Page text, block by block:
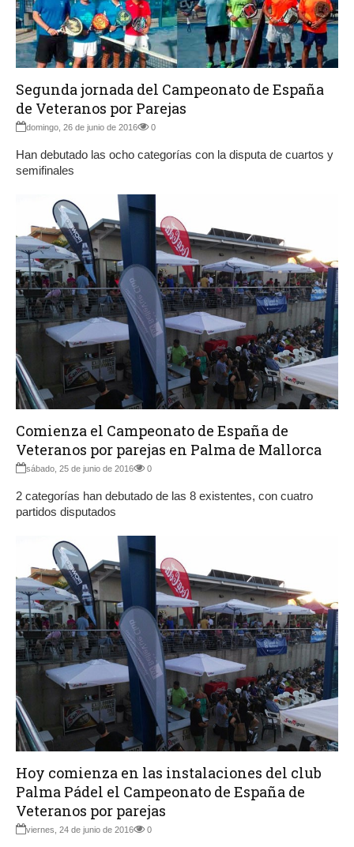
Segunda jornada del Campeonato de España
de Veteranos por Parejas
domingo, 26 de junio de 2016 0
Han debutado las ocho categorías con la disputa de cuartos y
semifinales
Comienza el Campeonato de España de
Veteranos por parejas en Palma de Mallorca
sábado, 25 de junio de 2016 0
2 categorías han debutado de las 8 existentes, con cuatro
partidos disputados
Hoy comienza en las instalaciones del club
Palma Pádel el Campeonato de España de
Veteranos por parejas
viernes, 24 de junio de 2016 0